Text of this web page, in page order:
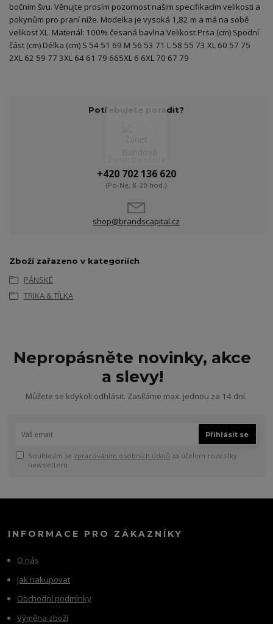
bočním švu. Věnujte prosím pozornost našim specifikacím velikosti a
pokynům pro praní níže. Modelka je vysoká 1,82 m a má na sobě
velikost XL. Materiál: 100% česaná bavlna Velikost Prsa (cm) Spodní
část (cm) Délka (cm) S 54 51 69 M 56 53 71 L 58 55 73 XL 60 57 75
2XL 62 59 77 3XL 64 61 79 665XL 6 6XL 70 67 79
Potřebujete poradit?
+420 702 136 620
(Po-Ne, 8-20 hod.)
shop@brandscapital.cz
Zboží zařazeno v kategoriích
PÁNSKÉ
TRIKA & TÍLKA
Nepropásněte novinky, akce
a slevy!
Můžete se kdykoli odhlásit. Zasíláme max. jednou za 14 dní.
Přihlásit se
Souhlasím se zpracováním osobních údajů za účelem rozesílky
newsletteru.
INFORMACE PRO ZÁKAZNÍKY
O nás
Jak nakupovat
Obchodní podmínky
Výměna zboží